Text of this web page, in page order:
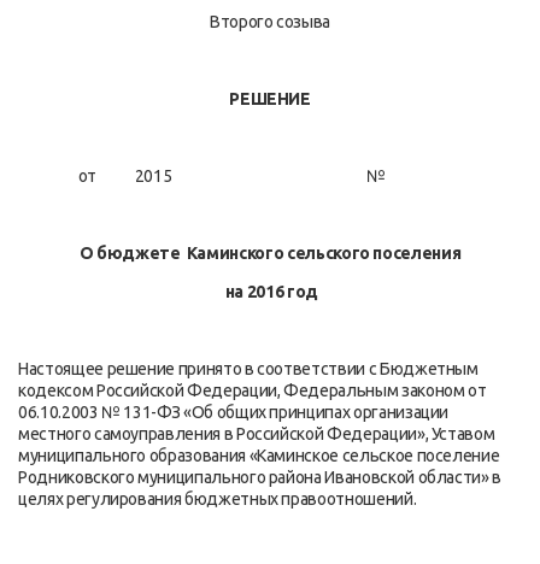
Второго созыва
РЕШЕНИЕ
от 2015 №
О бюджете Каминского сельского поселения
на 2016 год
Настоящее решение принято в соответствии с Бюджетным
кодексом Российской Федерации, Федеральным законом от
06.10.2003 № 131-ФЗ «Об общих принципах организации
местного самоуправления в Российской Федерации», Уставом
муниципального образования «Каминское сельское поселение
Родниковского муниципального района Ивановской области» в
целях регулирования бюджетных правоотношений.